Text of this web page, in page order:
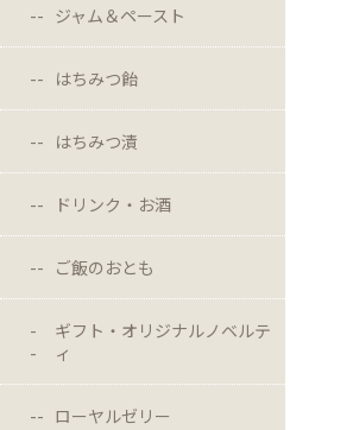
ジャム＆ペースト
はちみつ飴
はちみつ漬
ドリンク・お酒
ご飯のおとも
ギフト・オリジナルノベルテ
ィ
ローヤルゼリー